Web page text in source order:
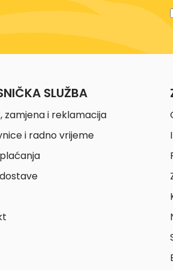
SLUŽBA
zamjena i reklamacija
i radno vrijeme